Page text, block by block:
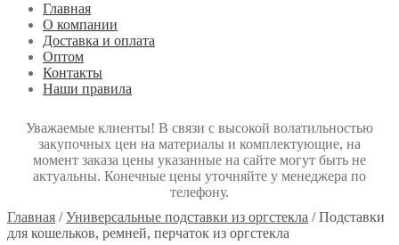
Главная
О компании
Доставка и оплата
Оптом
Контакты
Наши правила
Уважаемые клиенты! В связи с высокой волатильностью
закупочных цен на материалы и комплектующие, на
момент заказа цены указанные на сайте могут быть не
актуальны. Конечные цены уточняйте у менеджера по
телефону.
Главная /Универсальные подставки из оргстекла /Подставки
для кошельков, ремней, перчаток из оргстекла